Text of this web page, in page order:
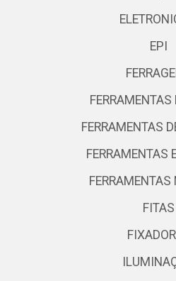
EPI
FERRAMENTAS
FERRAMENTAS
FERRAMENTAS
FITAS